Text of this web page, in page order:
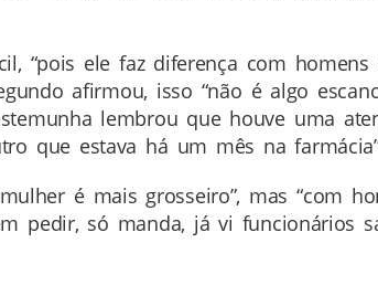
“pois ele faz diferença com
afirmou, isso “não é algo
lembrou que houve uma
que estava há um mês na
é mais grosseiro”, mas “com
pedir, só manda, já vi funcionários